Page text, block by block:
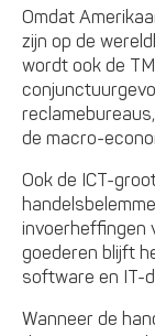
Omdat
zijn op de
wordt ook de
de macro-
Ook de ICT-
invoerheffingen
goederen blijft
software en IT-
Wanneer de